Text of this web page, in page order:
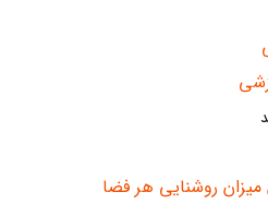
میزان روشنایی هر فضا